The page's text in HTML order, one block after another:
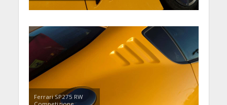
Ferrari SP275 RW